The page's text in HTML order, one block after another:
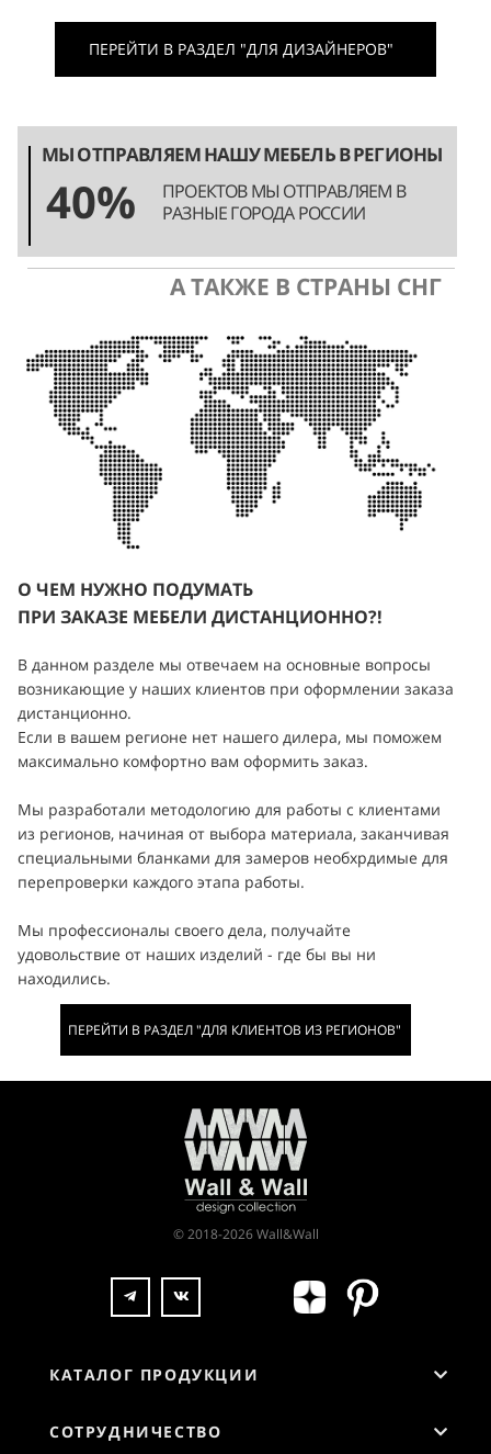
ПЕРЕЙТИ В РАЗДЕЛ "ДЛЯ ДИЗАЙНЕРОВ"
ПЕРЕЙТИ В РАЗДЕЛ "ДЛЯ КЛИЕНТОВ ИЗ РЕГИОНОВ"
В данном разделе мы отвечаем на основные вопросы
возникающие у наших клиентов при оформлении заказа
дистанционно.
Если в вашем регионе нет нашего дилера, мы поможем
максимально комфортно вам оформить заказ.
Мы разработали методологию для работы с клиентами
из регионов, начиная от выбора материала, заканчивая
специальными бланками для замеров необхрдимые для
перепроверки каждого этапа работы.
Мы профессионалы своего дела, получайте
удовольствие от наших изделий - где бы вы ни
находились.
А ТАКЖЕ В СТРАНЫ СНГ
МЫ ОТПРАВЛЯЕМ НАШУ МЕБЕЛЬ В РЕГИОНЫ
40%
ПРОЕКТОВ МЫ ОТПРАВЛЯЕМ В
РАЗНЫЕ ГОРОДА РОССИИ
О ЧЕМ НУЖНО ПОДУМАТЬ
ПРИ ЗАКАЗЕ МЕБЕЛИ ДИСТАНЦИОННО?!
© 2018-2026 Wall&Wall
КАТАЛОГ ПРОДУКЦИИ
СОТРУДНИЧЕСТВО